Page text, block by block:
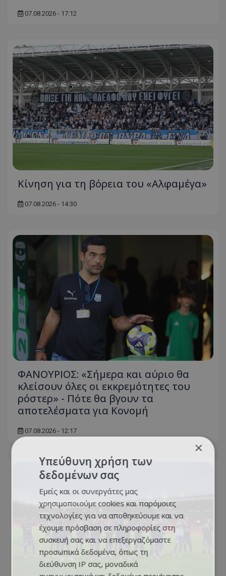
07.08.2026 - 17:12
Κίνηση για τη βόρεια του «Αλφαμέγα»
07.08.2026 - 14:30
ΦΑΝΟΥΡΙΟΣ: «Σήμερα και αύριο θα
κλείσουν όλες οι εκκρεμότητες του
ρόστερ» - Πότε θα βγουν τα
αποτελέσματα για Κονομή
07.08.2026 - 12:17
×
Υπεύθυνη χρήση των
δεδομένων σας
Εμείς και οι συνεργάτες μας
χρησιμοποιούμε cookies και παρόμοιες
τεχνολογίες για να αποθηκεύουμε και να
έχουμε πρόσβαση σε πληροφορίες στη
συσκευή σας και να επεξεργαζόμαστε
προσωπικά δεδομένα, όπως τη
διεύθυνση IP σας, μοναδικά